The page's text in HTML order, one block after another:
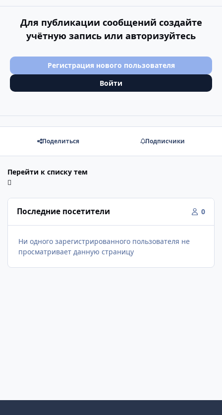
Для публикации сообщений создайте
учётную запись или авторизуйтесь
Регистрация нового пользователя
Войти
Поделиться Подписчики
Перейти к списку тем
Последние посетители 0
Ни одного зарегистрированного пользователя не
просматривает данную страницу